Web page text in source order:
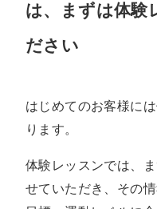
は、まずは体験
ださい
はじめてのお客様に
ります。
体験レッスンでは、
せていただき、その